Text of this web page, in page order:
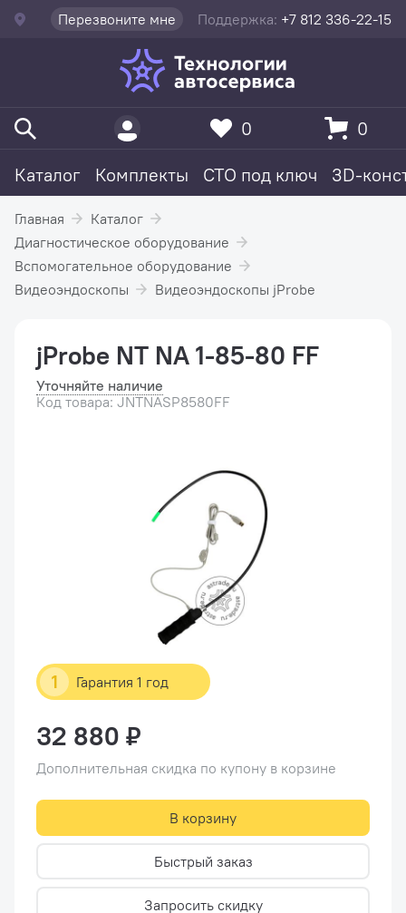
Перезвоните мне Поддержка: +7 812 336-22-15
Каталог Комплекты СТО под ключ 3D-
0 0
Главная
Каталог
Диагностическое оборудование
Вспомогательное оборудование
Видеоэндоскопы
Видеоэндоскопы jProbe
1 Гарантия 1 год
jProbe NT NA 1-85-80 FF
Уточняйте наличие
Код товара: JNTNASP8580FF
32 880 ₽
Дополнительная скидка по купону в корзине
В корзину
Быстрый заказ
Запросить скидку